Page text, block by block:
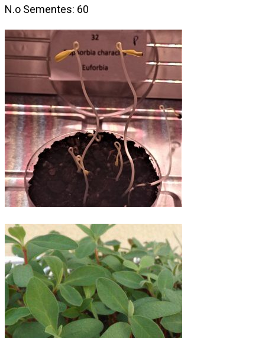
N.o Sementes: 60